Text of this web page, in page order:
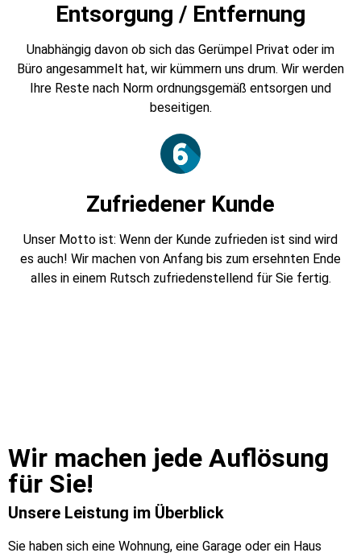
Entsorgung / Entfernung
Unabhängig davon ob sich das Gerümpel Privat oder im
Büro angesammelt hat, wir kümmern uns drum. Wir werden
Ihre Reste nach Norm ordnungsgemäß entsorgen und
beseitigen.
Zufriedener Kunde
Unser Motto ist: Wenn der Kunde zufrieden ist sind wird
es auch! Wir machen von Anfang bis zum ersehnten Ende
alles in einem Rutsch zufriedenstellend für Sie fertig.
Wir machen jede Auflösung
für Sie!​
Unsere Leistung im Überblick
Sie haben sich eine Wohnung, eine Garage oder ein Haus